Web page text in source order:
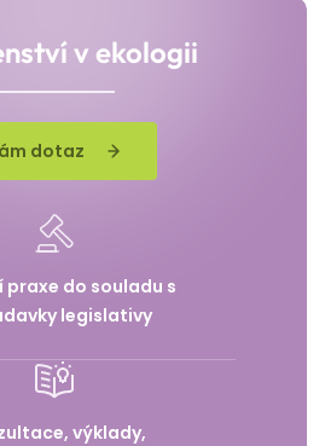
v ekologii
dotaz
praxe do souladu s
legislativy
výklady,